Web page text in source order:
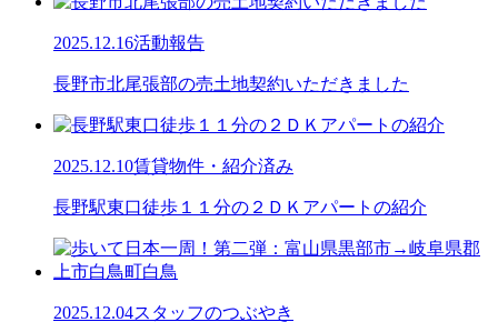
2025.12.16活動報告
長野市北尾張部の売土地契約いただきました
2025.12.10賃貸物件・紹介済み
長野駅東口徒歩１１分の２ＤＫアパートの紹介
2025.12.04スタッフのつぶやき